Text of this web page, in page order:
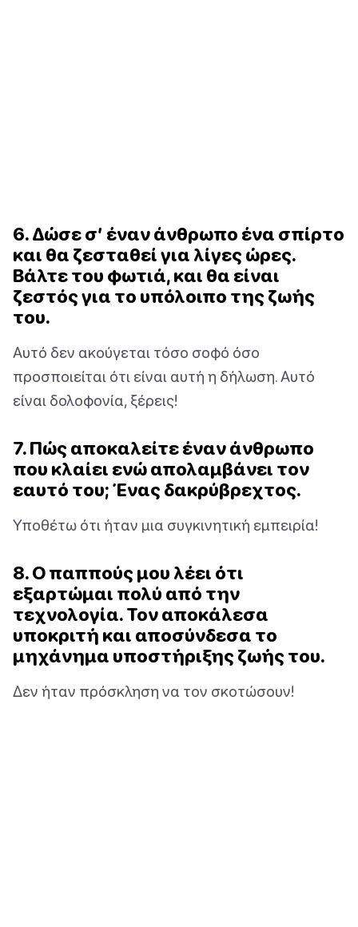
6. Δώσε σ’ έναν άνθρωπο ένα σπίρτο
και θα ζεσταθεί για λίγες ώρες.
Βάλτε του φωτιά, και θα είναι
ζεστός για το υπόλοιπο της ζωής
του.
Αυτό δεν ακούγεται τόσο σοφό όσο
προσποιείται ότι είναι αυτή η δήλωση. Αυτό
είναι δολοφονία, ξέρεις!
7. Πώς αποκαλείτε έναν άνθρωπο
που κλαίει ενώ απολαμβάνει τον
εαυτό του; Ένας δακρύβρεχτος.
Υποθέτω ότι ήταν μια συγκινητική εμπειρία!
8. Ο παππούς μου λέει ότι
εξαρτώμαι πολύ από την
τεχνολογία. Τον αποκάλεσα
υποκριτή και αποσύνδεσα το
μηχάνημα υποστήριξης ζωής του.
Δεν ήταν πρόσκληση να τον σκοτώσουν!